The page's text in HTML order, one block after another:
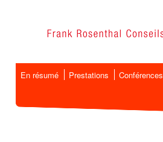
En résumé Prestations Conférences